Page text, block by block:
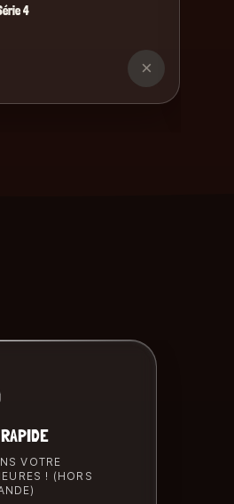
4
×
VOTRE
! (HORS